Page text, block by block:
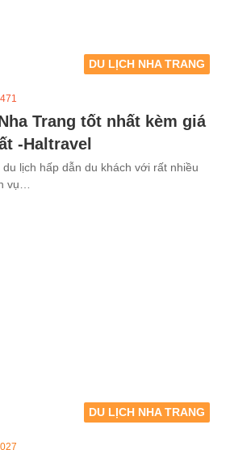
DU LỊCH NHA TRANG
Trang tốt nhất kèm giá
-Haltravel
lịch hấp dẫn du khách với rất nhiều
vụ…
DU LỊCH NHA TRANG